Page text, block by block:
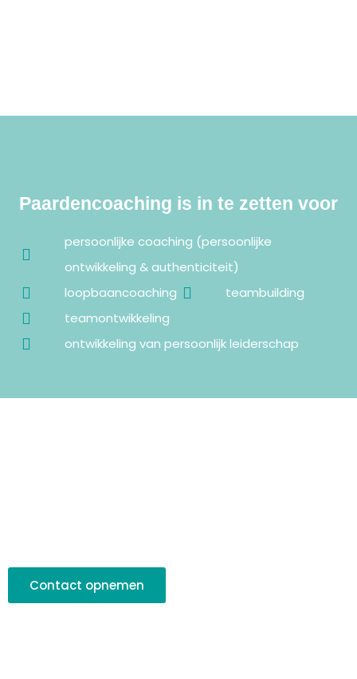
Paardencoaching is in te zetten voor
persoonlijke coaching (persoonlijke
ontwikkeling & authenticiteit)
loopbaancoaching
teambuilding
teamontwikkeling
ontwikkeling van persoonlijk leiderschap
Contact opnemen